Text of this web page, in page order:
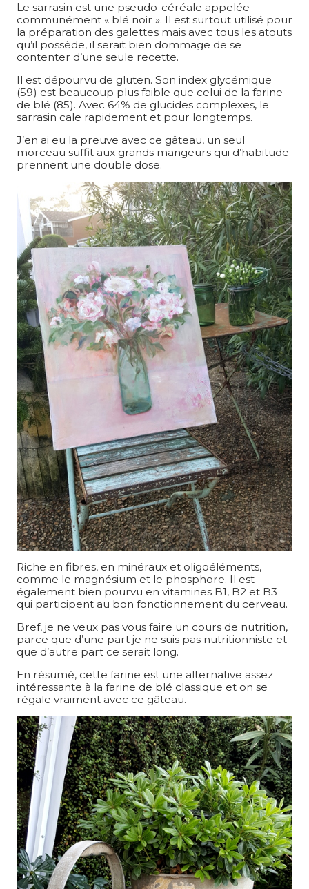
Le sarrasin est une pseudo-céréale appelée
communément « blé noir ». Il est surtout utilisé pour
la préparation des galettes mais avec tous les atouts
qu’il possède, il serait bien dommage de se
contenter d’une seule recette.
Il est dépourvu de gluten. Son index glycémique
(59) est beaucoup plus faible que celui de la farine
de blé (85). Avec 64% de glucides complexes, le
sarrasin cale rapidement et pour longtemps.
J’en ai eu la preuve avec ce gâteau, un seul
morceau suffit aux grands mangeurs qui d’habitude
prennent une double dose.
Riche en fibres, en minéraux et oligoéléments,
comme le magnésium et le phosphore. Il est
également bien pourvu en vitamines B1, B2 et B3
qui participent au bon fonctionnement du cerveau.
Bref, je ne veux pas vous faire un cours de nutrition,
parce que d’une part je ne suis pas nutritionniste et
que d’autre part ce serait long.
En résumé, cette farine est une alternative assez
intéressante à la farine de blé classique et on se
régale vraiment avec ce gâteau.